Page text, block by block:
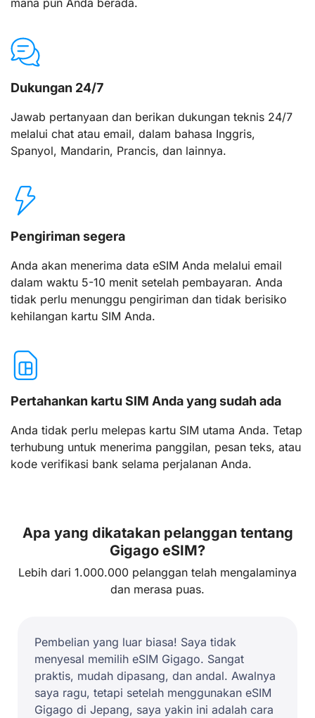
Dukungan 24/7
Jawab pertanyaan dan berikan dukungan teknis 24/7
melalui chat atau email, dalam bahasa Inggris,
Spanyol, Mandarin, Prancis, dan lainnya.
Pengiriman segera
Anda akan menerima data eSIM Anda melalui email
dalam waktu 5-10 menit setelah pembayaran. Anda
tidak perlu menunggu pengiriman dan tidak berisiko
kehilangan kartu SIM Anda.
Pertahankan kartu SIM Anda yang sudah ada
Anda tidak perlu melepas kartu SIM utama Anda. Tetap
terhubung untuk menerima panggilan, pesan teks, atau
kode verifikasi bank selama perjalanan Anda.
Apa yang dikatakan pelanggan tentang
Gigago eSIM?
Lebih dari 1.000.000 pelanggan telah mengalaminya
dan merasa puas.
Pembelian yang luar biasa! Saya tidak
menyesal memilih eSIM Gigago. Sangat
praktis, mudah dipasang, dan andal. Awalnya
saya ragu, tetapi setelah menggunakan eSIM
Gigago di Jepang, saya yakin ini adalah cara